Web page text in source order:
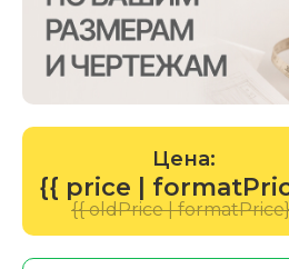
Цена:
{{ price |
{{ oldPrice |